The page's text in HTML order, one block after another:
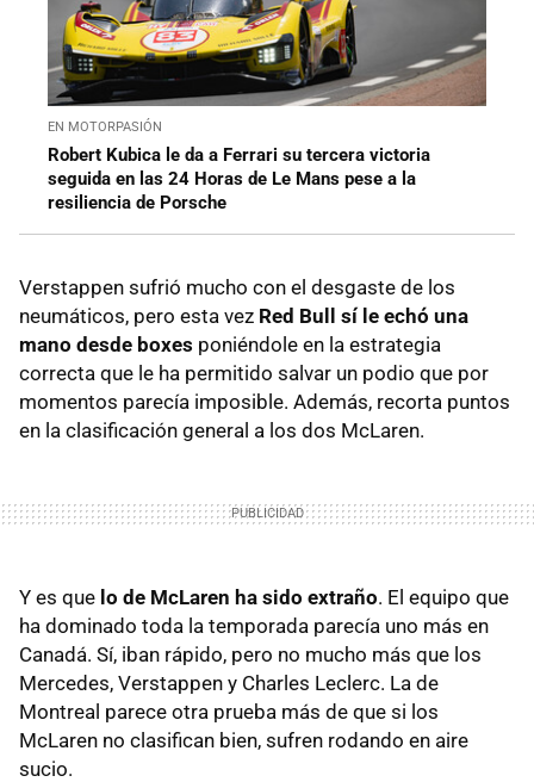
EN MOTORPASIÓN
Robert Kubica le da a Ferrari su tercera victoria
seguida en las 24 Horas de Le Mans pese a la
resiliencia de Porsche
Verstappen sufrió mucho con el desgaste de los
neumáticos, pero esta vez Red Bull sí le echó una
mano desde boxes poniéndole en la estrategia
correcta que le ha permitido salvar un podio que por
momentos parecía imposible. Además, recorta puntos
en la clasificación general a los dos McLaren.
Y es que lo de McLaren ha sido extraño. El equipo que
ha dominado toda la temporada parecía uno más en
Canadá. Sí, iban rápido, pero no mucho más que los
Mercedes, Verstappen y Charles Leclerc. La de
Montreal parece otra prueba más de que si los
McLaren no clasifican bien, sufren rodando en aire
sucio.